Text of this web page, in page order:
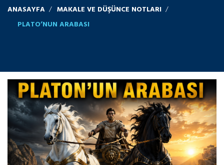
ANASAYFA
MAKALE VE DÜŞÜNCE NOTLARI
PLATO’NUN ARABASI